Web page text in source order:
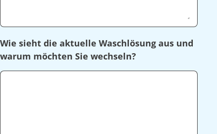
Wie sieht die aktuelle Waschlösung aus und
warum möchten Sie wechseln?